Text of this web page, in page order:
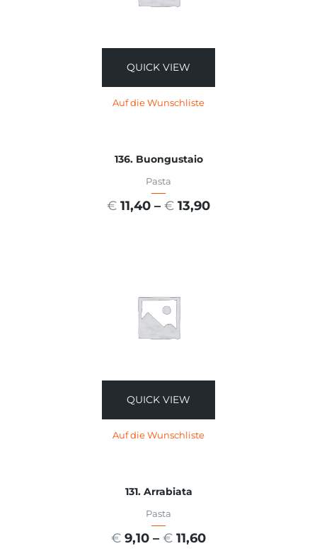
QUICK VIEW
Auf die Wunschliste
136. Buongustaio
Pasta
€ 11,40 – € 13,90
QUICK VIEW
Auf die Wunschliste
131. Arrabiata
Pasta
€ 9,10 – € 11,60